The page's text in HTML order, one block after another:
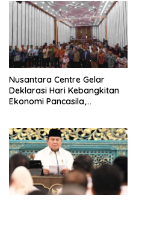
Nusantara Centre Gelar
Deklarasi Hari Kebangkitan
Ekonomi Pancasila,
Penjajahan (Pergolakan
Ekonomi Politik Indonesia) &
Simposium Nasional “Urgensi
Undang-Undang
Perekonomian Nasional dan
Kesejahteraan Sosial dalam